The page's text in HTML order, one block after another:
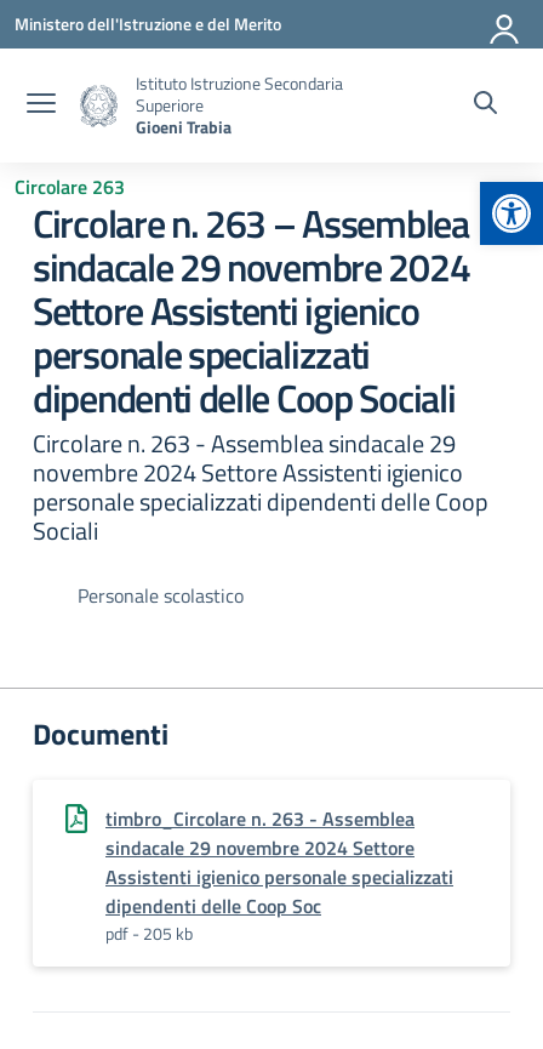
Vai ai contenuti
Vai al menu di navigazione
Vai al footer
Ministero dell'Istruzione e del Merito
Istituto Istruzione Secondaria
Superiore
Gioeni Trabia
Circolare 263
Circolare n. 263 – Assemblea
sindacale 29 novembre 2024
Settore Assistenti igienico
personale specializzati
dipendenti delle Coop Sociali
Circolare n. 263 - Assemblea sindacale 29
novembre 2024 Settore Assistenti igienico
personale specializzati dipendenti delle Coop
Sociali
Personale scolastico
Documenti
timbro_Circolare n. 263 - Assemblea
sindacale 29 novembre 2024 Settore
Assistenti igienico personale specializzati
dipendenti delle Coop Soc
pdf - 205 kb